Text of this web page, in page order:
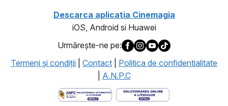
Descarca aplicatia Cinemagia
iOS, Android si Huawei
Urmăreşte-ne pe:
Termeni şi condiţii
Contact
Politica de confidentialitate
A.N.P.C